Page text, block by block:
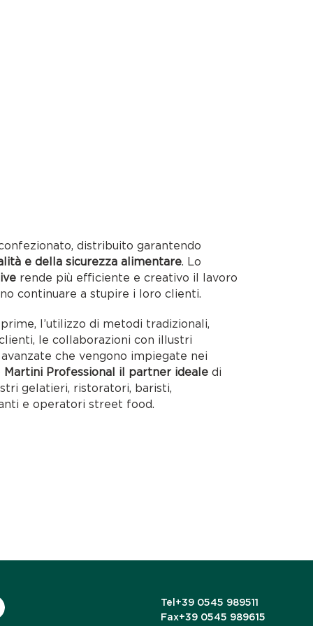
distribuito garantendo
e della sicurezza alimentare. Lo
rende più efficiente e creativo il lavoro
continuare a stupire i loro clienti.
l’utilizzo di metodi tradizionali,
le collaborazioni con illustri
che vengono impiegate nei
Martini Professional il partner ideale di
gelatieri, ristoratori, baristi,
e operatori street food.
Tel +39 0545 989511
Fax+39 0545 989615